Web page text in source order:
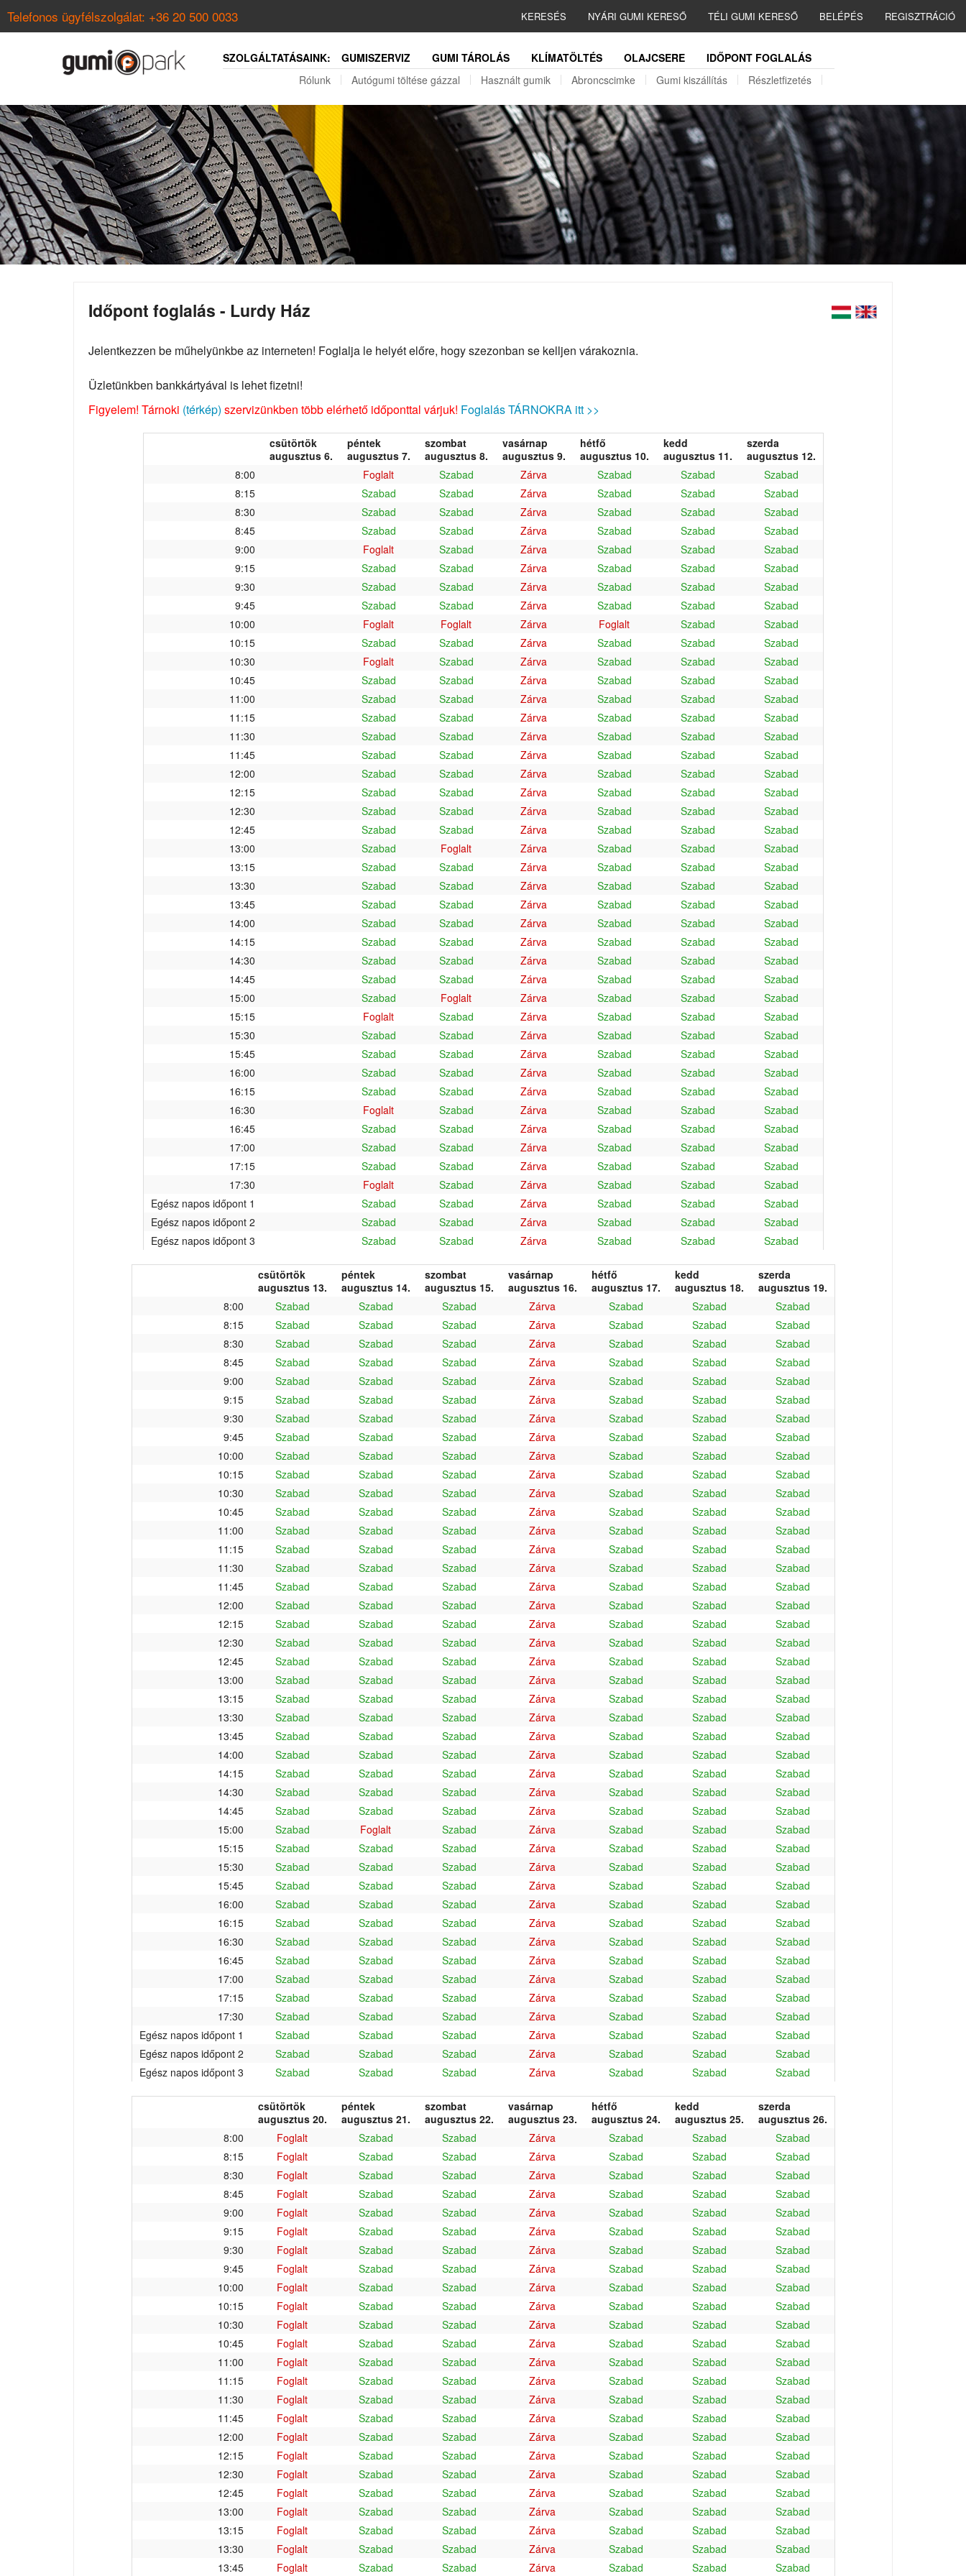
Telefonos ügyfélszolgálat: +36 20 500 0033 KERESÉS NYÁRI GUMI KERESŐ TÉLI GUMI KERESŐ BELÉPÉS REGISZTRÁCIÓ
SZOLGÁLTATÁSAINK: GUMISZERVIZ GUMI TÁROLÁS KLÍMATÖLTÉS OLAJCSERE
IDŐPONT FOGLALÁS
Rólunk
Autógumi töltése gázzal Használt gumik Abroncscimke Gumi kiszállítás Részletfizetés
Időpont foglalás - Lurdy Ház
Jelentkezzen be műhelyünkbe az interneten! Foglalja le helyét előre, hogy szezonban se kelljen várakoznia.
Üzletünkben bankkártyával is lehet fizetni!
Figyelem! Tárnoki (térkép) szervizünkben több elérhető időponttal várjuk! Foglalás TÁRNOKRA itt >>
csütörtök
augusztus 6.
péntek
augusztus 7.
szombat
augusztus 8.
vasárnap
augusztus 9.
hétfő
augusztus 10.
kedd
augusztus 11.
szerda
augusztus 12.
8:00
Foglalt Szabad Zárva Szabad Szabad
Szabad
8:15
Szabad Szabad Zárva Szabad Szabad
Szabad
8:30
Szabad Szabad Zárva Szabad Szabad
Szabad
8:45
Szabad Szabad Zárva Szabad Szabad
Szabad
9:00
Foglalt Szabad Zárva Szabad Szabad
Szabad
9:15
Szabad Szabad Zárva Szabad Szabad
Szabad
9:30
Szabad Szabad Zárva Szabad Szabad
Szabad
9:45
Szabad Szabad Zárva Szabad Szabad
Szabad
10:00
Foglalt Foglalt Zárva Foglalt Szabad
Szabad
10:15
Szabad Szabad Zárva Szabad Szabad
Szabad
10:30
Foglalt Szabad Zárva Szabad Szabad
Szabad
10:45
Szabad Szabad Zárva Szabad Szabad
Szabad
11:00
Szabad Szabad Zárva Szabad Szabad
Szabad
11:15
Szabad Szabad Zárva Szabad Szabad
Szabad
11:30
Szabad Szabad Zárva Szabad Szabad
Szabad
11:45
Szabad Szabad Zárva Szabad Szabad
Szabad
12:00
Szabad Szabad Zárva Szabad Szabad
Szabad
12:15
Szabad Szabad Zárva Szabad Szabad
Szabad
12:30
Szabad Szabad Zárva Szabad Szabad
Szabad
12:45
Szabad Szabad Zárva Szabad Szabad
Szabad
13:00
Szabad Foglalt Zárva Szabad Szabad
Szabad
13:15
Szabad Szabad Zárva Szabad Szabad
Szabad
13:30
Szabad Szabad Zárva Szabad Szabad
Szabad
13:45
Szabad Szabad Zárva Szabad Szabad
Szabad
14:00
Szabad Szabad Zárva Szabad Szabad
Szabad
14:15
Szabad Szabad Zárva Szabad Szabad
Szabad
14:30
Szabad Szabad Zárva Szabad Szabad
Szabad
14:45
Szabad Szabad Zárva Szabad Szabad
Szabad
15:00
Szabad Foglalt Zárva Szabad Szabad
Szabad
15:15
Foglalt Szabad Zárva Szabad Szabad
Szabad
15:30
Szabad Szabad Zárva Szabad Szabad
Szabad
15:45
Szabad Szabad Zárva Szabad Szabad
Szabad
16:00
Szabad Szabad Zárva Szabad Szabad
Szabad
16:15
Szabad Szabad Zárva Szabad Szabad
Szabad
16:30
Foglalt Szabad Zárva Szabad Szabad
Szabad
16:45
Szabad Szabad Zárva Szabad Szabad
Szabad
17:00
Szabad Szabad Zárva Szabad Szabad
Szabad
17:15
Szabad Szabad Zárva Szabad Szabad
Szabad
17:30
Foglalt Szabad Zárva Szabad Szabad
Szabad
Egész napos időpont 1
Szabad Szabad Zárva Szabad Szabad
Szabad
Egész napos időpont 2
Szabad Szabad Zárva Szabad Szabad
Szabad
Egész napos időpont 3
Szabad Szabad Zárva Szabad Szabad Szabad
csütörtök
augusztus 13.
péntek
augusztus 14.
szombat
augusztus 15.
vasárnap
augusztus 16.
hétfő
augusztus 17.
kedd
augusztus 18.
szerda
augusztus 19.
8:00
Szabad Szabad Szabad Zárva Szabad Szabad
Szabad
8:15
Szabad Szabad Szabad Zárva Szabad Szabad
Szabad
8:30
Szabad Szabad Szabad Zárva Szabad Szabad
Szabad
8:45
Szabad Szabad Szabad Zárva Szabad Szabad
Szabad
9:00
Szabad Szabad Szabad Zárva Szabad Szabad
Szabad
9:15
Szabad Szabad Szabad Zárva Szabad Szabad
Szabad
9:30
Szabad Szabad Szabad Zárva Szabad Szabad
Szabad
9:45
Szabad Szabad Szabad Zárva Szabad Szabad
Szabad
10:00
Szabad Szabad Szabad Zárva Szabad Szabad
Szabad
10:15
Szabad Szabad Szabad Zárva Szabad Szabad
Szabad
10:30
Szabad Szabad Szabad Zárva Szabad Szabad
Szabad
10:45
Szabad Szabad Szabad Zárva Szabad Szabad
Szabad
11:00
Szabad Szabad Szabad Zárva Szabad Szabad
Szabad
11:15
Szabad Szabad Szabad Zárva Szabad Szabad
Szabad
11:30
Szabad Szabad Szabad Zárva Szabad Szabad
Szabad
11:45
Szabad Szabad Szabad Zárva Szabad Szabad
Szabad
12:00
Szabad Szabad Szabad Zárva Szabad Szabad
Szabad
12:15
Szabad Szabad Szabad Zárva Szabad Szabad
Szabad
12:30
Szabad Szabad Szabad Zárva Szabad Szabad
Szabad
12:45
Szabad Szabad Szabad Zárva Szabad Szabad
Szabad
13:00
Szabad Szabad Szabad Zárva Szabad Szabad
Szabad
13:15
Szabad Szabad Szabad Zárva Szabad Szabad
Szabad
13:30
Szabad Szabad Szabad Zárva Szabad Szabad
Szabad
13:45
Szabad Szabad Szabad Zárva Szabad Szabad
Szabad
14:00
Szabad Szabad Szabad Zárva Szabad Szabad
Szabad
14:15
Szabad Szabad Szabad Zárva Szabad Szabad
Szabad
14:30
Szabad Szabad Szabad Zárva Szabad Szabad
Szabad
14:45
Szabad Szabad Szabad Zárva Szabad Szabad
Szabad
15:00
Szabad Foglalt Szabad Zárva Szabad Szabad
Szabad
15:15
Szabad Szabad Szabad Zárva Szabad Szabad
Szabad
15:30
Szabad Szabad Szabad Zárva Szabad Szabad
Szabad
15:45
Szabad Szabad Szabad Zárva Szabad Szabad
Szabad
16:00
Szabad Szabad Szabad Zárva Szabad Szabad
Szabad
16:15
Szabad Szabad Szabad Zárva Szabad Szabad
Szabad
16:30
Szabad Szabad Szabad Zárva Szabad Szabad
Szabad
16:45
Szabad Szabad Szabad Zárva Szabad Szabad
Szabad
17:00
Szabad Szabad Szabad Zárva Szabad Szabad
Szabad
17:15
Szabad Szabad Szabad Zárva Szabad Szabad
Szabad
17:30
Szabad Szabad Szabad Zárva Szabad Szabad
Szabad
Egész napos időpont 1
Szabad Szabad Szabad Zárva Szabad Szabad
Szabad
Egész napos időpont 2
Szabad Szabad Szabad Zárva Szabad Szabad
Szabad
Egész napos időpont 3
Szabad Szabad Szabad Zárva Szabad Szabad Szabad
csütörtök
augusztus 20.
péntek
augusztus 21.
szombat
augusztus 22.
vasárnap
augusztus 23.
hétfő
augusztus 24.
kedd
augusztus 25.
szerda
augusztus 26.
8:00
Foglalt Szabad Szabad Zárva Szabad Szabad
Szabad
8:15
Foglalt Szabad Szabad Zárva Szabad Szabad
Szabad
8:30
Foglalt Szabad Szabad Zárva Szabad Szabad
Szabad
8:45
Foglalt Szabad Szabad Zárva Szabad Szabad
Szabad
9:00
Foglalt Szabad Szabad Zárva Szabad Szabad
Szabad
9:15
Foglalt Szabad Szabad Zárva Szabad Szabad
Szabad
9:30
Foglalt Szabad Szabad Zárva Szabad Szabad
Szabad
9:45
Foglalt Szabad Szabad Zárva Szabad Szabad
Szabad
10:00
Foglalt Szabad Szabad Zárva Szabad Szabad
Szabad
10:15
Foglalt Szabad Szabad Zárva Szabad Szabad
Szabad
10:30
Foglalt Szabad Szabad Zárva Szabad Szabad
Szabad
10:45
Foglalt Szabad Szabad Zárva Szabad Szabad
Szabad
11:00
Foglalt Szabad Szabad Zárva Szabad Szabad
Szabad
11:15
Foglalt Szabad Szabad Zárva Szabad Szabad
Szabad
11:30
Foglalt Szabad Szabad Zárva Szabad Szabad
Szabad
11:45
Foglalt Szabad Szabad Zárva Szabad Szabad
Szabad
12:00
Foglalt Szabad Szabad Zárva Szabad Szabad
Szabad
12:15
Foglalt Szabad Szabad Zárva Szabad Szabad
Szabad
12:30
Foglalt Szabad Szabad Zárva Szabad Szabad
Szabad
12:45
Foglalt Szabad Szabad Zárva Szabad Szabad
Szabad
13:00
Foglalt Szabad Szabad Zárva Szabad Szabad
Szabad
13:15
Foglalt Szabad Szabad Zárva Szabad Szabad
Szabad
13:30
Foglalt Szabad Szabad Zárva Szabad Szabad
Szabad
13:45
Foglalt Szabad Szabad Zárva Szabad Szabad Szabad